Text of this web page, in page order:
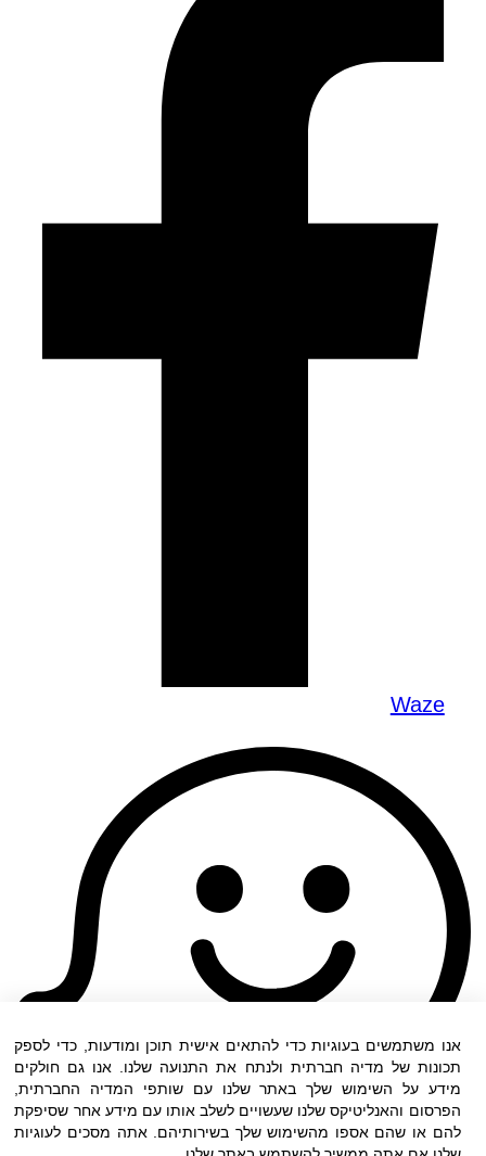
Waze
אנו משתמשים בעוגיות כדי להתאים אישית תוכן ומודעות, כדי לספק
תכונות של מדיה חברתית ולנתח את התנועה שלנו. אנו גם חולקים
מידע על השימוש שלך באתר שלנו עם שותפי המדיה החברתית,
הפרסום והאנליטיקס שלנו שעשויים לשלב אותו עם מידע אחר שסיפקת
להם או שהם אספו מהשימוש שלך בשירותיהם. אתה מסכים לעוגיות